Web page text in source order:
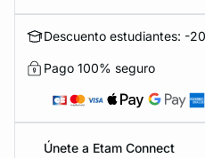
Descuento estudiantes: -
Pago 100% seguro
Únete a Etam Connect